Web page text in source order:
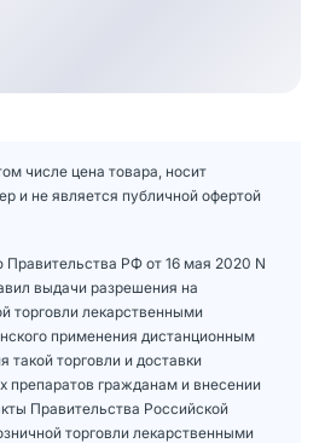
числе цена товара, носит
и не является публичной офертой
РФ от 16 мая 2020 N
выдачи разрешения на
торговли лекарственными
применения дистанционным
торговли и доставки
препаратов гражданам и внесении
Правительства Российской
торговли лекарственными